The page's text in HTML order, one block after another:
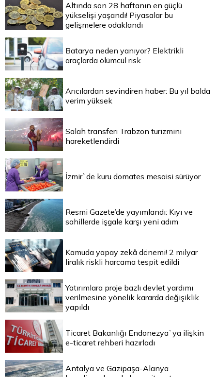
Altında son 28 haftanın en güçlü
yükselişi yaşandı! Piyasalar bu
gelişmelere odaklandı
Batarya neden yanıyor? Elektrikli
araçlarda ölümcül risk
Arıcılardan sevindiren haber: Bu yıl balda
verim yüksek
Salah transferi Trabzon turizmini
hareketlendirdi
İzmir`de kuru domates mesaisi sürüyor
Resmi Gazete’de yayımlandı: Kıyı ve
sahillerde işgale karşı yeni adım
Kamuda yapay zekâ dönemi! 2 milyar
liralık riskli harcama tespit edildi
Yatırımlara proje bazlı devlet yardımı
verilmesine yönelik kararda değişiklik
yapıldı
Ticaret Bakanlığı Endonezya`ya ilişkin
e-ticaret rehberi hazırladı
Antalya ve Gazipaşa-Alanya